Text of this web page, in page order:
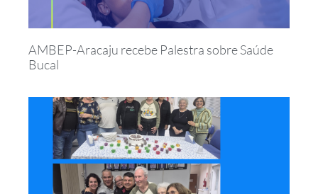
AMBEP-Aracaju recebe Palestra sobre Saúde
Bucal